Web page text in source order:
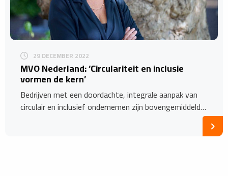
29 DECEMBER 2022
MVO Nederland: ‘Circulariteit en inclusie
vormen de kern’
Bedrijven met een doordachte, integrale aanpak van
circulair en inclusief ondernemen zijn bovengemiddeld…